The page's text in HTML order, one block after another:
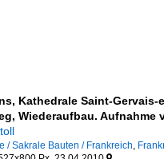
Kathedrale Saint-Gervais-
Wiederaufbau. Aufnahme
/ Sakrale Bauten / Frankreich,